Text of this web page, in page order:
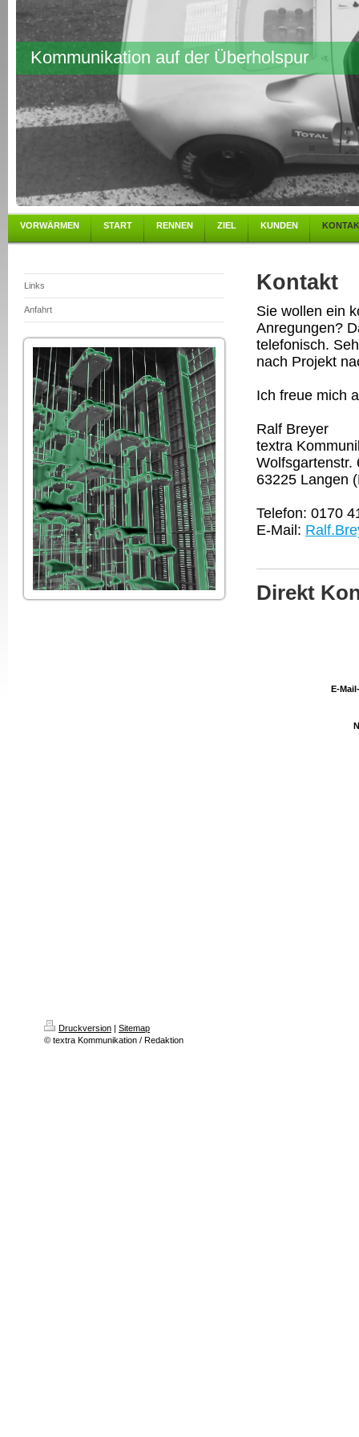
Kommunikation auf der Überholspur
VORWÄRMEN START RENNEN ZIEL KUNDEN
Links
Anfahrt
Kontakt
Sie wollen ein
Anregungen?
telefonisch.
nach Projekt
Ich freue mich
Ralf Breyer
textra
Wolfsgartenstr.
63225 Langen
Telefon: 0170
E-Mail:
Direkt
E-
Druckversion
Sitemap
© textra Kommunikation / Redaktion